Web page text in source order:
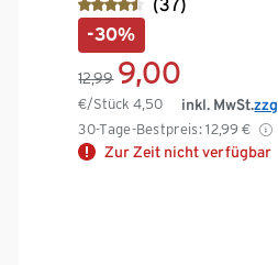
(37)
-30%
12,99 9,00
€/Stück4,50
30-Tage-Bestpreis: 12,99 €
inkl. MwSt.
Zur Zeit nicht verfügbar